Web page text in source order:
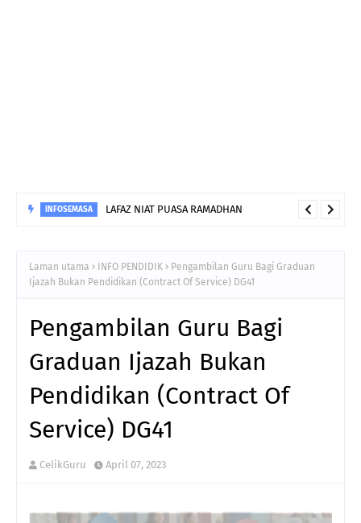
INFOSEMASA LAFAZ NIAT PUASA RAMADHAN
Laman utama INFO PENDIDIK
Pengambilan Guru Bagi Graduan
Ijazah Bukan Pendidikan (Contract Of Service) DG41
Pengambilan Guru Bagi
Graduan Ijazah Bukan
Pendidikan (Contract Of
Service) DG41
CelikGuru April 07, 2023